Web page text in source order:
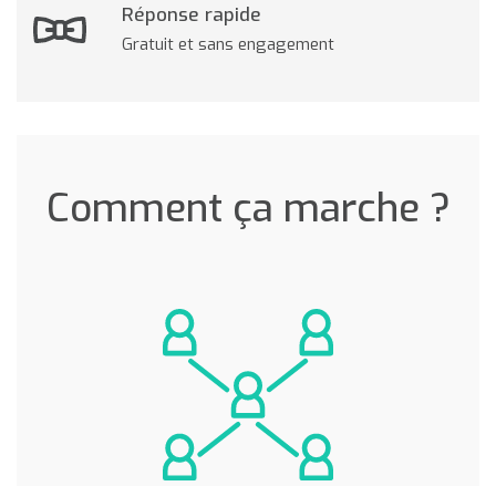
Réponse rapide
Gratuit et sans engagement
Comment ça marche ?